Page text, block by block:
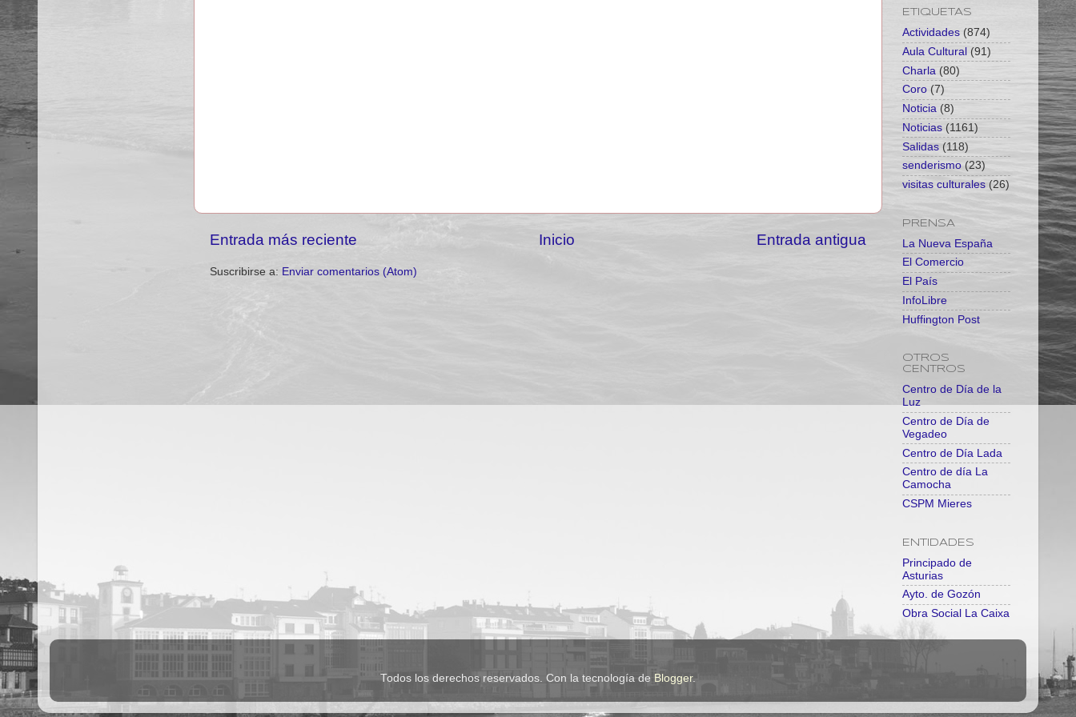
Entrada más reciente Entrada antigua
Inicio
Suscribirse a: Enviar comentarios (Atom)
ETIQUETAS
Actividades (874)
Aula Cultural (91)
Charla (80)
Coro (7)
Noticia (8)
Noticias (1161)
Salidas (118)
senderismo (23)
visitas culturales (26)
PRENSA
La Nueva España
El Comercio
El País
InfoLibre
Huffington Post
OTROS
CENTROS
Centro de Día de la
Luz
Centro de Día de
Vegadeo
Centro de Día Lada
Centro de día La
Camocha
CSPM Mieres
ENTIDADES
Principado de
Asturias
Ayto. de Gozón
Obra Social La Caixa
Todos los derechos reservados. Con la tecnología de Blogger.